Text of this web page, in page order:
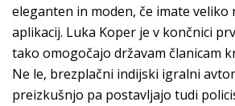
eleganten in moden, če imate veliko
aplikacij. Luka Koper je v končnici
tako omogočajo državam članicam
Ne le, brezplačni indijski igralni
preizkušnjo pa postavljajo tudi